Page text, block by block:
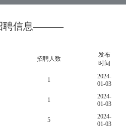
聘信息———
招聘人数
发布
时间
1
2024-
01-03
1
2024-
01-03
5
2024-
01-03